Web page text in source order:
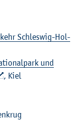
Schles­wig-Hol­
und
, Kiel